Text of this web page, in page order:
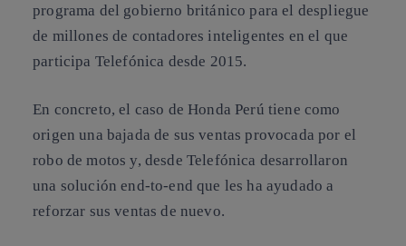
programa del gobierno británico para el despliegue
de millones de contadores inteligentes en el que
participa Telefónica desde 2015.
En concreto, el caso de Honda Perú tiene como
origen una bajada de sus ventas provocada por el
robo de motos y, desde Telefónica desarrollaron
una solución end-to-end que les ha ayudado a
reforzar sus ventas de nuevo.